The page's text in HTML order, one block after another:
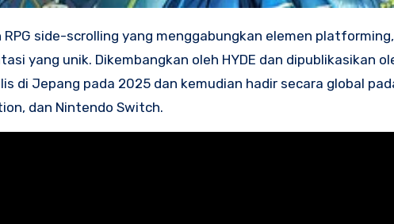
yang unik. Dikembangkan oleh HYDE dan dipublikasikan
di Jepang pada 2025 dan kemudian hadir secara global
dan Nintendo Switch.